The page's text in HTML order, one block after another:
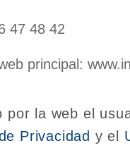
47 48 42
principal:
por la web el
Privacidad y el